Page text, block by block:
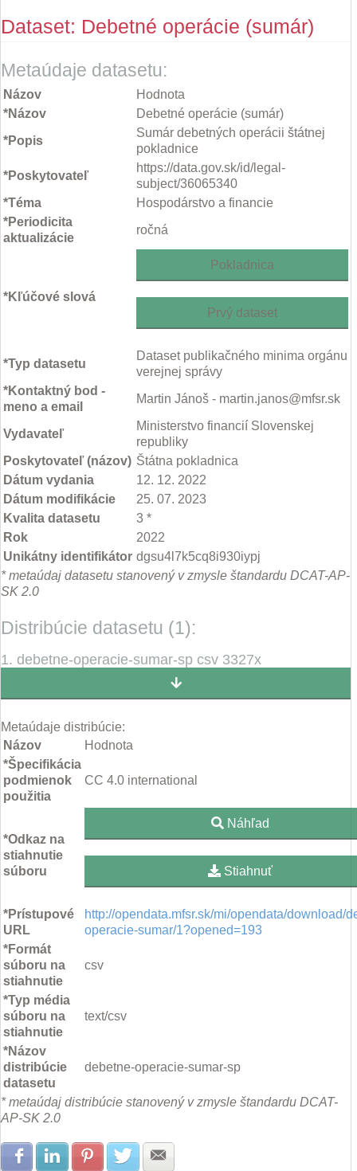
Dataset: Debetné operácie (sumár)
Metaúdaje datasetu:
Názov
Hodnota
*Názov
Debetné operácie (sumár)
*Popis
Sumár debetných operácii štátnej
pokladnice
*Poskytovateľ
https://data.gov.sk/id/legal-
subject/36065340
*Téma
Hospodárstvo a financie
*Periodicita
aktualizácie
ročná
*Kľúčové slová
Pokladnica
Prvý dataset
*Typ datasetu
Dataset publikačného minima orgánu
verejnej správy
*Kontaktný bod -
meno a email
Martin Jánoš - martin.janos@mfsr.sk
Vydavateľ
Ministerstvo financií Slovenskej
republiky
Poskytovateľ (názov) Štátna pokladnica
Dátum vydania
12. 12. 2022
Dátum modifikácie
25. 07. 2023
Kvalita datasetu
3 *
Rok
2022
Unikátny identifikátor dgsu4l7k5cq8i930iypj
* metaúdaj datasetu stanovený v zmysle štandardu DCAT-AP-
SK 2.0
Distribúcie datasetu (1):
1. debetne-operacie-sumar-sp csv 3327x
Metaúdaje distribúcie:
Názov
Hodnota
*Špecifikácia
podmienok
použitia
CC 4.0 international
*Odkaz na
stiahnutie
súboru
Náhľad
Stiahnuť
*Prístupové
URL
http://opendata.mfsr.sk/mi/opendata/download/
operacie-sumar/1?opened=193
*Formát
súboru na
stiahnutie
csv
*Typ média
súboru na
stiahnutie
text/csv
*Názov
distribúcie
datasetu
debetne-operacie-sumar-sp
* metaúdaj distribúcie stanovený v zmysle štandardu DCAT-
AP-SK 2.0
Zdielať na Facebook
Zdielať na LinkedIn
Zdielať na Pinterest
Zdielať na Twitter